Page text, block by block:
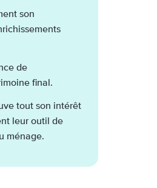
son
de
final.
tout son intérêt
leur outil de
ménage.